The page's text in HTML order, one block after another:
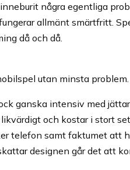
några egentliga
allmänt smärtfritt.
då och då.
utan minsta problem.
ganska intensiv med
och kostar i stort
telefon samt faktumet att
designen går det att